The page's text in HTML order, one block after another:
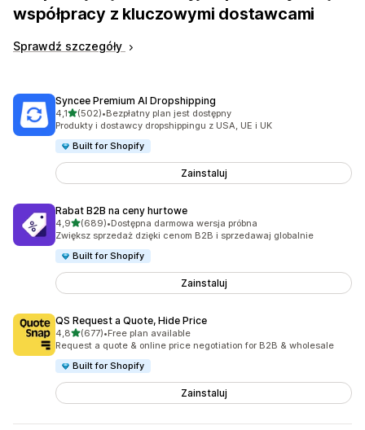
współpracy z kluczowymi dostawcami
Sprawdź szczegóły
Syncee Premium AI Dropshipping
4,1na 5 gwiazdek
(502)
Łączna liczba recenzji: 502
•Bezpłatny plan jest dostępny
Produkty i dostawcy dropshippingu z USA, UE i UK
Built for Shopify
Zainstaluj
Rabat B2B na ceny hurtowe
4,9na 5 gwiazdek
(689)
Łączna liczba recenzji: 689
•Dostępna darmowa wersja próbna
Zwiększ sprzedaż dzięki cenom B2B i sprzedawaj globalnie
Built for Shopify
Zainstaluj
QS Request a Quote, Hide Price
4,8na 5 gwiazdek
(677)
Łączna liczba recenzji: 677
•Free plan available
Request a quote & online price negotiation for B2B & wholesale
Built for Shopify
Zainstaluj